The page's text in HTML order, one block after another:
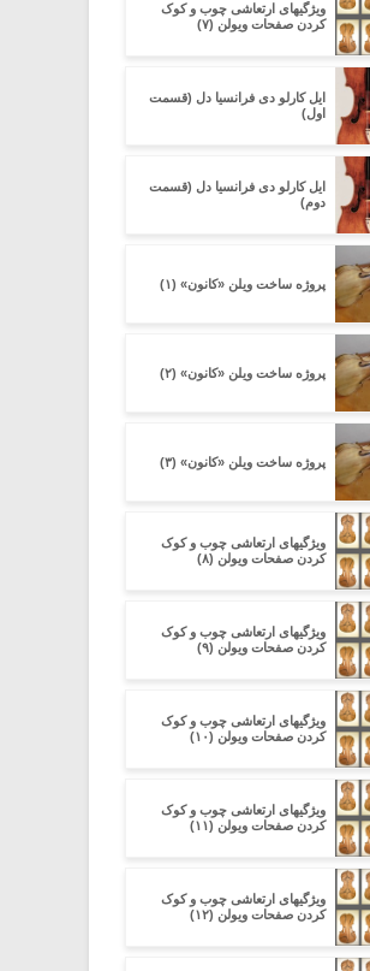
ویژگیهای ارتعاشی چوب و کوک
کردن صفحات ویولن (۷)
ایل کارلو دی فرانسیا دل (قسمت
اول)
ایل کارلو دی فرانسیا دل (قسمت
دوم)
پروژه ساخت ویلن «کانون» (۱)
پروژه ساخت ویلن «کانون» (۲)
پروژه ساخت ویلن «کانون» (۳)
ویژگیهای ارتعاشی چوب و کوک
کردن صفحات ویولن (۸)
ویژگیهای ارتعاشی چوب و کوک
کردن صفحات ویولن (۹)
ویژگیهای ارتعاشی چوب و کوک
کردن صفحات ویولن (۱۰)
ویژگیهای ارتعاشی چوب و کوک
کردن صفحات ویولن (۱۱)
ویژگیهای ارتعاشی چوب و کوک
کردن صفحات ویولن (۱۲)